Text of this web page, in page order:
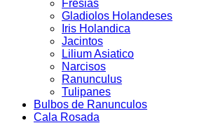
Fresias
Gladiolos Holandeses
Iris Holandica
Jacintos
Lilium Asiatico
Narcisos
Ranunculus
Tulipanes
Bulbos de Ranunculos
Cala Rosada